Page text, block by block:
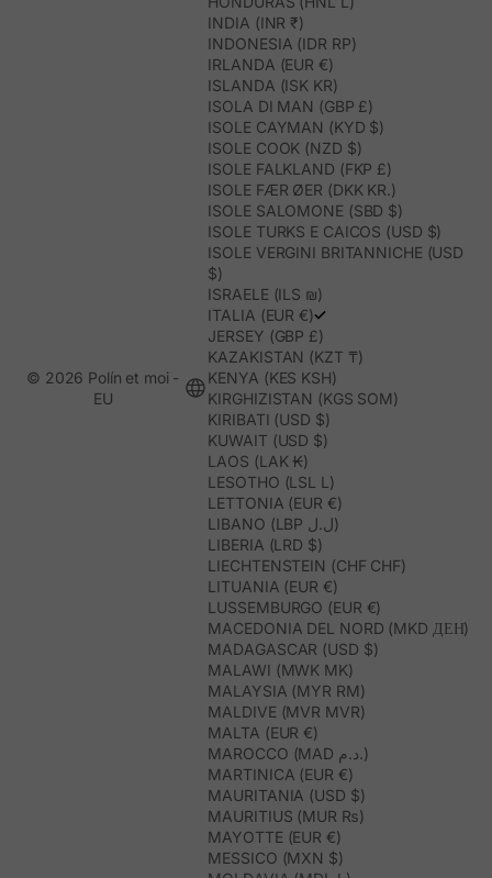
INDIA (INR ₹)
INDONESIA (IDR RP)
IRLANDA (EUR €)
ISLANDA (ISK KR)
ISOLA DI MAN (GBP £)
ISOLE CAYMAN (KYD $)
ISOLE COOK (NZD $)
ISOLE FALKLAND (FKP £)
ISOLE FÆR ØER (DKK KR.)
ISOLE SALOMONE (SBD $)
ISOLE TURKS E CAICOS (USD $)
ISOLE VERGINI BRITANNICHE (USD
$)
ISRAELE (ILS ₪)
ITALIA (EUR €)
JERSEY (GBP £)
KAZAKISTAN (KZT ₸)
KENYA (KES KSH)
KIRGHIZISTAN (KGS SOM)
KIRIBATI (USD $)
KUWAIT (USD $)
LAOS (LAK ₭)
LESOTHO (LSL L)
LETTONIA (EUR €)
LIBANO (LBP ل.ل)
LIBERIA (LRD $)
LIECHTENSTEIN (CHF CHF)
LITUANIA (EUR €)
LUSSEMBURGO (EUR €)
MACEDONIA DEL NORD (MKD ДЕН)
MADAGASCAR (USD $)
MALAWI (MWK MK)
MALAYSIA (MYR RM)
MALDIVE (MVR MVR)
MALTA (EUR €)
MAROCCO (MAD د.م.)
MARTINICA (EUR €)
MAURITANIA (USD $)
MAURITIUS (MUR ₨)
MAYOTTE (EUR €)
MESSICO (MXN $)
© 2026 Polín et moi -
EU